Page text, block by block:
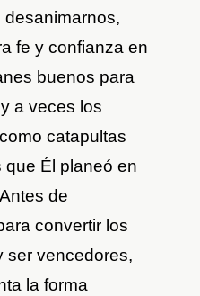
desanimarnos,
fe y confianza en
buenos para
a veces los
catapultas
que Él planeó en
de
convertir los
ser vencedores,
la forma